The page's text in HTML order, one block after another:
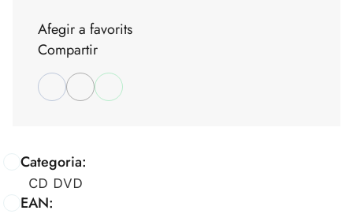
Categoria:
CD DVD
EAN:
Afegir a favorits
Compartir